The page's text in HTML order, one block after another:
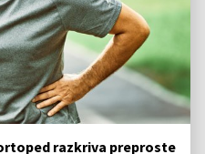
razkriva preproste